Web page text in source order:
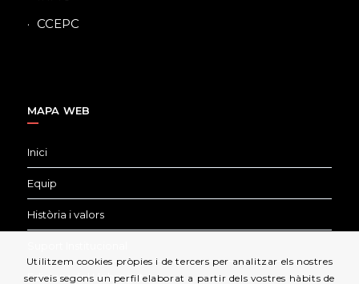
CCEPC
MAPA WEB
Inici
Equip
Història i valors
Edicions del Llobregat
Utilitzem cookies pròpies i de tercers per analitzar els nostres
serveis segons un perfil elaborat a partir dels vostres hàbits de